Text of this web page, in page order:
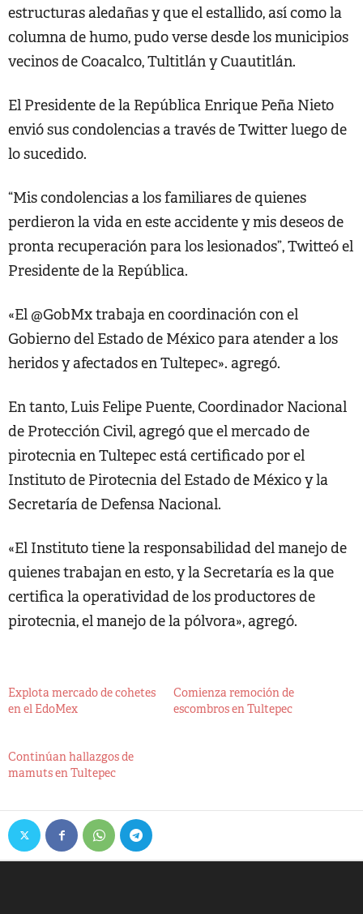
estructuras aledañas y que el estallido, así como la
columna de humo, pudo verse desde los municipios
vecinos de Coacalco, Tultitlán y Cuautitlán.
El Presidente de la República Enrique Peña Nieto
envió sus condolencias a través de Twitter luego de
lo sucedido.
“Mis condolencias a los familiares de quienes
perdieron la vida en este accidente y mis deseos de
pronta recuperación para los lesionados”, Twitteó el
Presidente de la República.
«El @GobMx trabaja en coordinación con el
Gobierno del Estado de México para atender a los
heridos y afectados en Tultepec». agregó.
En tanto, Luis Felipe Puente, Coordinador Nacional
de Protección Civil, agregó que el mercado de
pirotecnia en Tultepec está certificado por el
Instituto de Pirotecnia del Estado de México y la
Secretaría de Defensa Nacional.
«El Instituto tiene la responsabilidad del manejo de
quienes trabajan en esto, y la Secretaría es la que
certifica la operatividad de los productores de
pirotecnia, el manejo de la pólvora», agregó.
Explota mercado de cohetes
en el EdoMex
Comienza remoción de
escombros en Tultepec
Continúan hallazgos de
mamuts en Tultepec